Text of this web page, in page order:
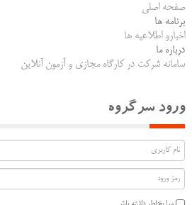
صفحه اصلی
برنامه ها
اخبارو اطلاعیه ها
درباره ما
سامانه شرکت در کارگاه مجازی و آزمون آنلاین
ورود سرگروه